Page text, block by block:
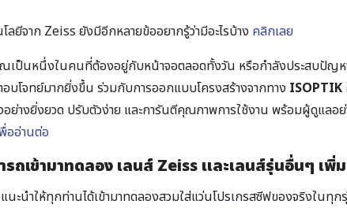
โลยีจาก Zeiss ยังมีอีกหลายข้ออยากรู้ว่ามีอะไรบ้าง คลิกเลย
เป็นหนึ่งในคนที่ต้องอยู่กับหน้าจอตลอดทั้งวัน หรือกำลังประสบปัญห
อบโจทย์มากยิ่งขึ้น ร่วมกับการออกแบบโครงสร้างจากทาง ISOPTIK
งอย่างยิ่งยวด ปรับตัวง่าย และการันตีคุณภาพการใช้งาน พร้อมผู้ดูแล
ออ่านต่อ
รถเข้ามาทดลอง เลนส์ Zeiss และเลนส์รุ่นอื่นๆ เพิ่
แนะนำให้ทุกท่านได้เข้ามาทดลองสวมใส่แว่นโปรเกรสซีฟของจริงในทุก